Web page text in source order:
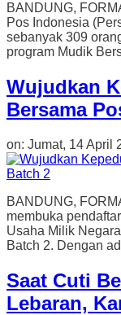
BANDUNG,
Pos Indonesia
sebanyak 309
program Mudik
Wujudkan
Bersama
on: Jumat, 14 April
BANDUNG,
membuka
Usaha Milik
Batch 2. Dengan
Saat Cuti
Lebaran,